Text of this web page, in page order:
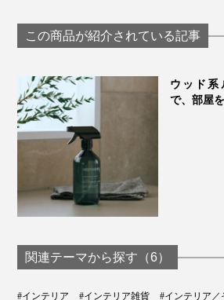
KARMAKAMET
ドした心地いい
｜WEEK END
この商品が紹介されている記事
ウッド系
で、部屋
関連テーマから探す（6）
#インテリア #インテリア雑貨 #インテリア／